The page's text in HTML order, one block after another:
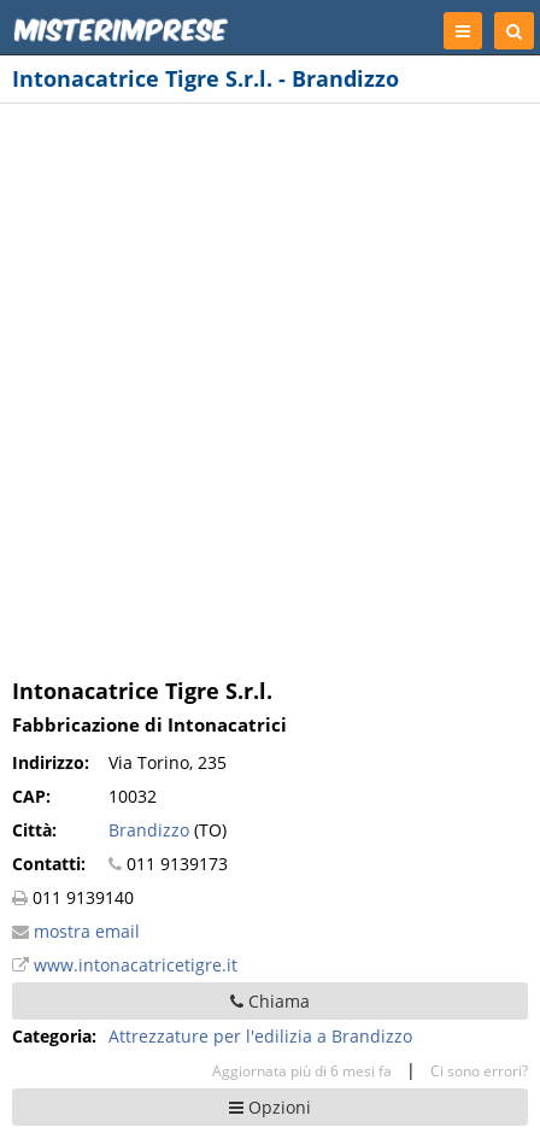
Registrati
Intonacatrice Tigre S.r.l. - Brandizzo
Intonacatrice Tigre S.r.l.
Fabbricazione di Intonacatrici
Indirizzo:
Via Torino, 235
CAP:
10032
Città:
Brandizzo (TO)
Contatti:
011 9139173
011 9139140
mostra email
www.intonacatricetigre.it
Chiama
Categoria: Attrezzature per l'edilizia a Brandizzo
Aggiornata più di 6 mesi fa | Ci sono errori?
Opzioni